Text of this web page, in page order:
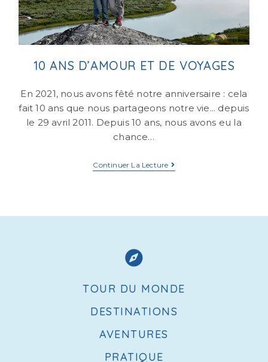
10 ANS D’AMOUR ET DE VOYAGES
En 2021, nous avons fêté notre anniversaire : cela
fait 10 ans que nous partageons notre vie... depuis
le 29 avril 2011. Depuis 10 ans, nous avons eu la
chance…
Continuer La Lecture
TOUR DU MONDE
DESTINATIONS
AVENTURES
PRATIQUE